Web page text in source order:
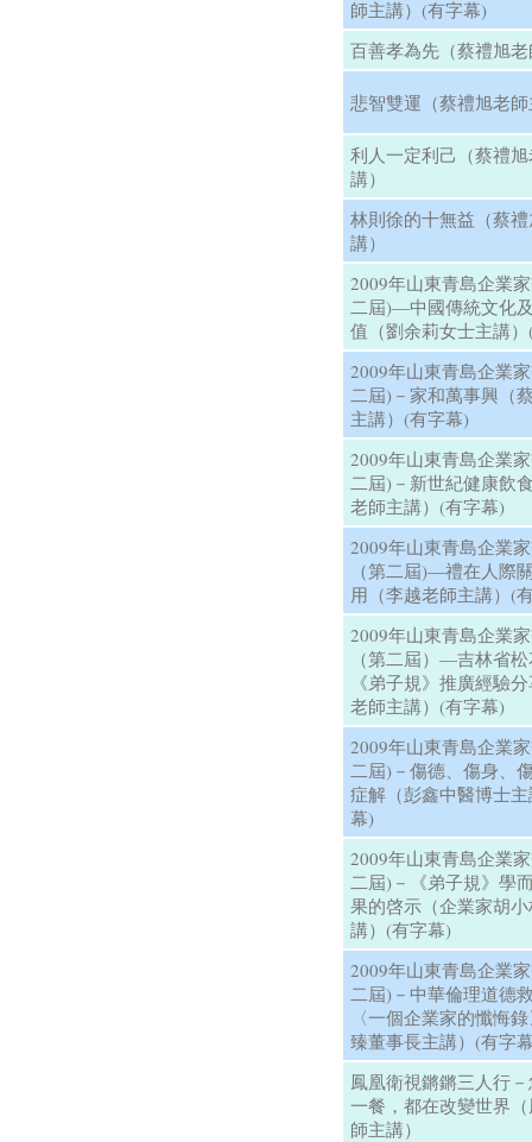
師主講）(有字幕)
百善孝為先（蔡禮旭
悲智雙運（蔡禮旭老
利人一定利己（蔡禮
講）
林則徐的十無益（蔡
講）
2009年山東青島企業
二屆)—中國傳統文化
值（劉余莉女士主講
2009年山東青島企業
二屆)－家和萬事興（
主講）(有字幕)
2009年山東青島企業
二屆)－新世紀健康飲
老師主講）(有字幕)
2009年山東青島企業
（第二屆)—禮在人際
用（李越老師主講）(
2009年山東青島企業
（第二屆）—吉林省
《弟子規》推廣經驗
老師主講）(有字幕)
2009年山東青島企業
二屆)－傷德、傷身、
症解（彭鑫中醫博士
幕)
2009年山東青島企業
二屆)－《弟子規》學
果的啓示（企業家胡
講）(有字幕)
2009年山東青島企業
二屆)－中華倫理道德
〈一個企業家的懺悔
臻董事長主講）(有字
鳳凰衛視鏘鏘三人行
一餐，都在改變世界
師主講）